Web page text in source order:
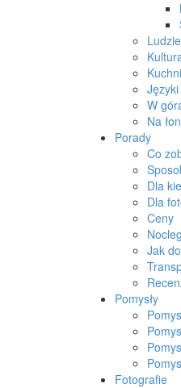
Ludzie
Języki
W
Na
Porady
Co
Dla
Dla
Ceny
Jak
Pomysły
Fotografie